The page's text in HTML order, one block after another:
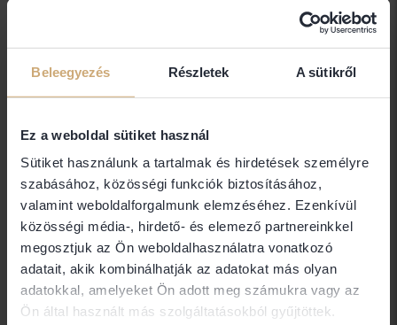
Beleegyezés Részletek A sütikről
Ez a weboldal sütiket használ
Sütiket használunk a tartalmak és hirdetések személyre
szabásához, közösségi funkciók biztosításához,
valamint weboldalforgalmunk elemzéséhez. Ezenkívül
közösségi média-, hirdető- és elemező partnereinkkel
megosztjuk az Ön weboldalhasználatra vonatkozó
adatait, akik kombinálhatják az adatokat más olyan
adatokkal, amelyeket Ön adott meg számukra vagy az
Ön által használt más szolgáltatásokból gyűjtöttek.
ilyen jogi képviseletre. Megfelelő jogi védelem hiányában
könnyű olyan hibákat elkövetni, amelyek a büntetőeljárás
során már nem jóvátehetők, így érdemes minél hamarabb
jogi képviselőt választani. Büntetőjogi ügyvéd
közreműködését kérje többek között erőszakos
pénzmosás, sikkasztás, csalás, lopás, vesztegetés),
közlekedés szabálytalanságok (pl. gyorshajtás, ittas
vezetés), kábítószeres bűncselekmények, adócsalás, nemi
erőszak és szexuális zaklatás esetében
Ha büntetőjogi ügyvédet keres, kérjen személyre
szabott ajánlatokat, válasszon jogi szakértőt
értékelések, bemutatkozások, árak, díjak
alapján:büntetőjogi ügy beküldése.